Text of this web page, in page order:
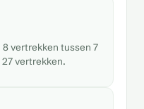
8 vertrekken tussen 7
27 vertrekken.